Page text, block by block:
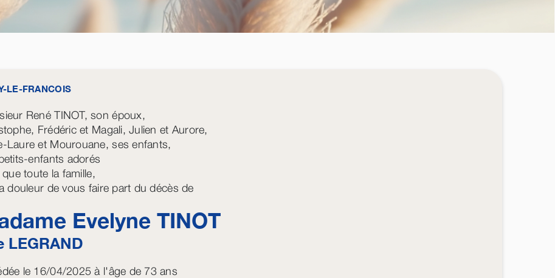
LE-FRANCOIS
René TINOT, son époux,
Frédéric et Magali, Julien et Aurore,
Laure et Mourouane, ses enfants,
enfants adorés
que toute la famille,
douleur de vous faire part du décès de
Evelyne TINOT
LEGRAND
le 16/04/2025 à l'âge de 73 ans